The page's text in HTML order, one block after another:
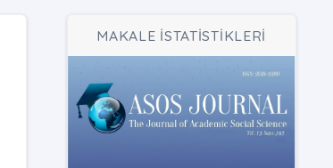
MAKALE İSTATİSTİKLERİ